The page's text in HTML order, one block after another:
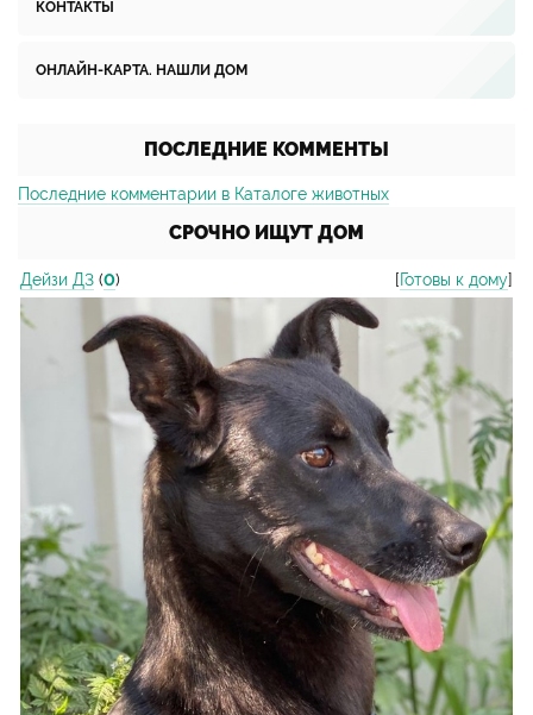
КОНТАКТЫ
ОНЛАЙН-КАРТА. НАШЛИ ДОМ
ПОСЛЕДНИЕ КОММЕНТЫ
Последние комментарии в Каталоге животных
СРОЧНО ИЩУТ ДОМ
Дейзи Д3 (0) [Готовы к дому]